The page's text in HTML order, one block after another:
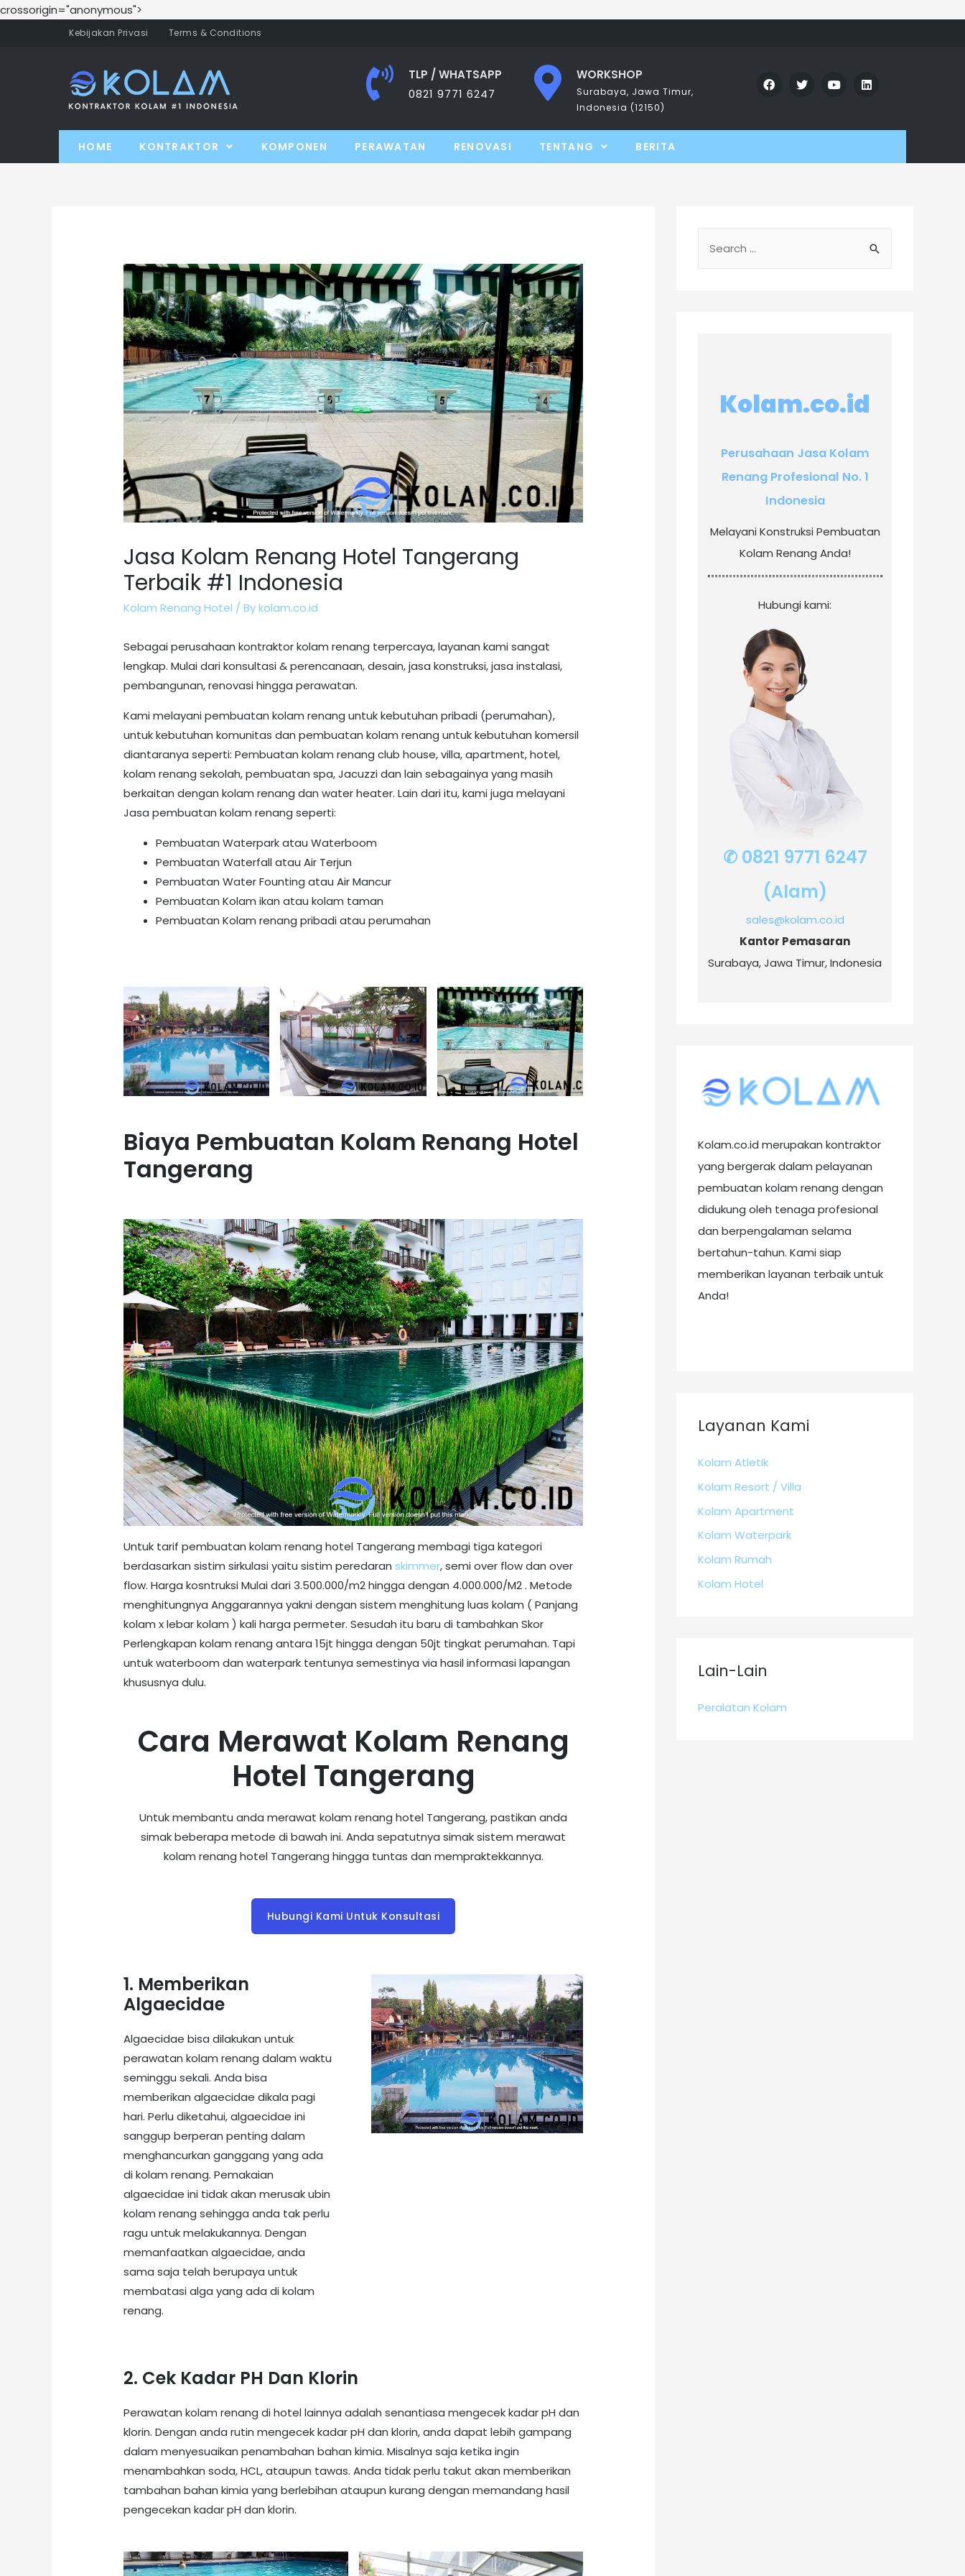
crossorigin="anonymous">
Kebijakan Privasi Terms & Conditions
TLP / WHATSAPP
0821 9771 6247
WORKSHOP
Surabaya, Jawa Timur,
Indonesia (12150)
HOME KONTRAKTOR KOMPONEN PERAWATAN RENOVASI TENTANG BERITA
Jasa Kolam Renang Hotel Tangerang
Terbaik #1 Indonesia
Kolam Renang Hotel / Bykolam.co.id
Sebagai perusahaan kontraktor kolam renang terpercaya, layanan kami sangat
lengkap. Mulai dari konsultasi & perencanaan, desain, jasa konstruksi, jasa instalasi,
pembangunan, renovasi hingga perawatan.
Kami melayani pembuatan kolam renang untuk kebutuhan pribadi (perumahan),
untuk kebutuhan komunitas dan pembuatan kolam renang untuk kebutuhan komersil
diantaranya seperti: Pembuatan kolam renang club house, villa, apartment, hotel,
kolam renang sekolah, pembuatan spa, Jacuzzi dan lain sebagainya yang masih
berkaitan dengan kolam renang dan water heater. Lain dari itu, kami juga melayani
Jasa pembuatan kolam renang seperti:
Pembuatan Waterpark atau Waterboom
Pembuatan Waterfall atau Air Terjun
Pembuatan Water Founting atau Air Mancur
Pembuatan Kolam ikan atau kolam taman
Pembuatan Kolam renang pribadi atau perumahan
Biaya Pembuatan Kolam Renang Hotel
Tangerang
Untuk tarif pembuatan kolam renang hotel Tangerang membagi tiga kategori
berdasarkan sistim sirkulasi yaitu sistim peredaranskimmer, semi over flow dan over
flow. Harga kosntruksi Mulai dari 3.500.000/m2 hingga dengan 4.000.000/M2 . Metode
menghitungnya Anggarannya yakni dengan sistem menghitung luas kolam ( Panjang
kolam x lebar kolam ) kali harga permeter. Sesudah itu baru di tambahkan Skor
Perlengkapan kolam renang antara 15jt hingga dengan 50jt tingkat perumahan. Tapi
untuk waterboom dan waterpark tentunya semestinya via hasil informasi lapangan
khususnya dulu.
Cara Merawat Kolam Renang
Hotel Tangerang
Untuk membantu anda merawat kolam renang hotel Tangerang, pastikan anda
simak beberapa metode di bawah ini. Anda sepatutnya simak sistem merawat
kolam renang hotel Tangerang hingga tuntas dan mempraktekkannya.
Hubungi Kami Untuk Konsultasi
1. Memberikan
Algaecidae
Algaecidae bisa dilakukan untuk
perawatan kolam renang dalam waktu
seminggu sekali. Anda bisa
memberikan algaecidae dikala pagi
hari. Perlu diketahui, algaecidae ini
sanggup berperan penting dalam
menghancurkan ganggang yang ada
di kolam renang. Pemakaian
algaecidae ini tidak akan merusak ubin
kolam renang sehingga anda tak perlu
ragu untuk melakukannya. Dengan
memanfaatkan algaecidae, anda
sama saja telah berupaya untuk
membatasi alga yang ada di kolam
renang.
2. Cek Kadar PH Dan Klorin
Perawatan kolam renang di hotel lainnya adalah senantiasa mengecek kadar pH dan
klorin. Dengan anda rutin mengecek kadar pH dan klorin, anda dapat lebih gampang
dalam menyesuaikan penambahan bahan kimia. Misalnya saja ketika ingin
menambahkan soda, HCL, ataupun tawas. Anda tidak perlu takut akan memberikan
tambahan bahan kimia yang berlebihan ataupun kurang dengan memandang hasil
pengecekan kadar pH dan klorin.
Kolam.co.id
Perusahaan Jasa Kolam
Renang Profesional No. 1
Indonesia
Melayani Konstruksi Pembuatan
Kolam Renang Anda!
Hubungi kami:
✆ 0821 9771 6247
(Alam)
sales@kolam.co.id
Kantor Pemasaran
Surabaya, Jawa Timur, Indonesia
Kolam.co.id merupakan kontraktor
yang bergerak dalam pelayanan
pembuatan kolam renang dengan
didukung oleh tenaga profesional
dan berpengalaman selama
bertahun-tahun. Kami siap
memberikan layanan terbaik untuk
Anda!
Layanan Kami
Kolam Atletik
Kolam Resort / Villa
Kolam Apartment
Kolam Waterpark
Kolam Rumah
Kolam Hotel
Lain-Lain
Peralatan Kolam